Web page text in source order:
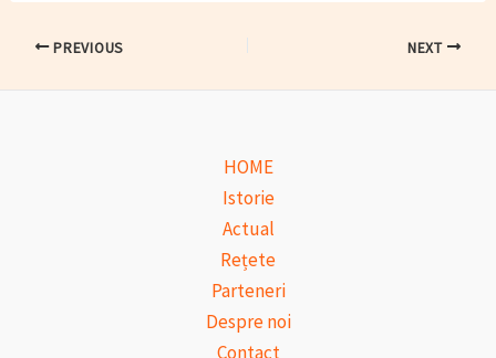
Post PREVIOUS NEXT
HOME
Istorie
Actual
Rețete
Parteneri
Despre noi
Contact